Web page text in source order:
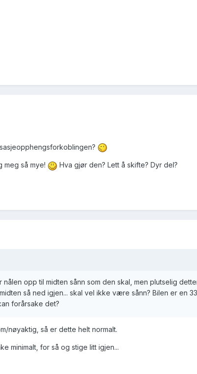
meg så mye! Hva gjør den? Lett å skifte? Dyr del?
nålen opp til midten sånn som den skal, men plutselig
så ned igjen... skal vel ikke være sånn? Bilen er en
forårsake det?
nøyaktig, så er dette helt normalt.
minimalt, for så og stige litt igjen...